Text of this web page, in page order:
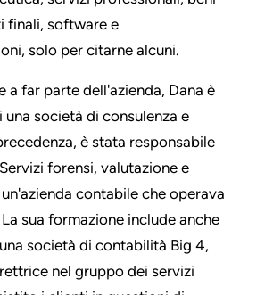
finali, software e
solo per citarne alcuni.
a far parte dell'azienda, Dana è
società di consulenza e
è stata responsabile
forensi, valutazione e
contabile che operava
sua formazione include anche
società di contabilità Big 4,
nel gruppo dei servizi